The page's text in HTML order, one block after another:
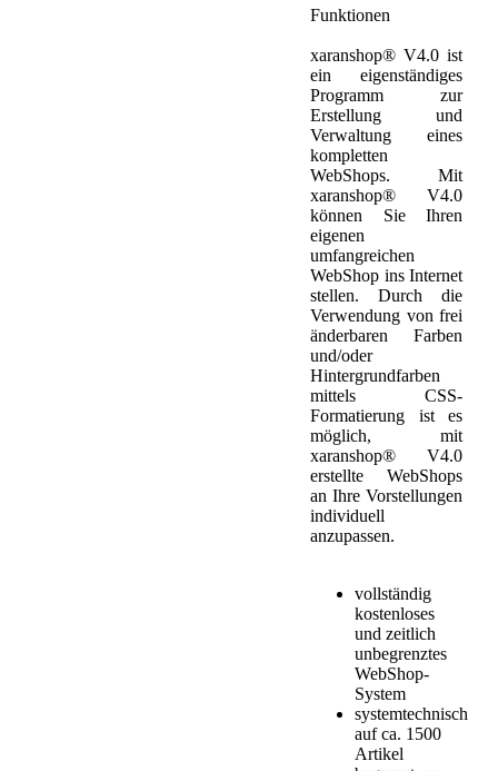
Funktionen
xaranshop® V4.0 ist
ein eigenständiges
Programm zur
Erstellung und
Verwaltung eines
kompletten
WebShops. Mit
xaranshop® V4.0
können Sie Ihren
eigenen
umfangreichen
WebShop ins Internet
stellen. Durch die
Verwendung von frei
änderbaren Farben
und/oder
Hintergrundfarben
mittels CSS-
Formatierung ist es
möglich, mit
xaranshop® V4.0
erstellte WebShops
an Ihre Vorstellungen
individuell
anzupassen.
vollständig
kostenloses
und zeitlich
unbegrenztes
WebShop-
System
systemtechnisch
auf ca. 1500
Artikel